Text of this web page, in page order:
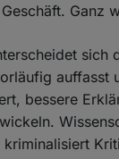
Ganz
sich
auffasst
bessere